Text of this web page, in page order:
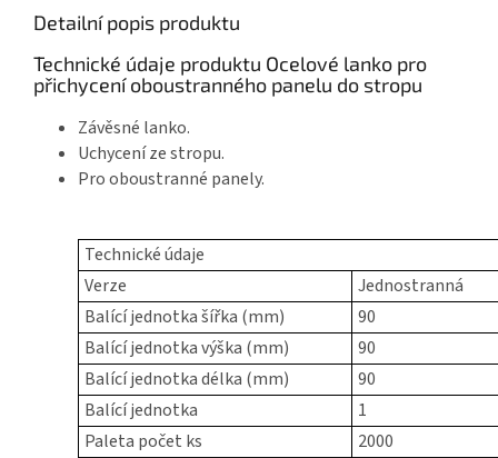
Detailní popis produktu
Technické údaje produktu Ocelové lanko pro
přichycení oboustranného panelu do stropu
Závěsné lanko.
Uchycení ze stropu.
Pro oboustranné panely.
Technické údaje
Verze
Jednostranná
Balící jednotka šířka (mm)
90
Balící jednotka výška (mm)
90
Balící jednotka délka (mm)
90
Balící jednotka
1
Paleta počet ks
2000